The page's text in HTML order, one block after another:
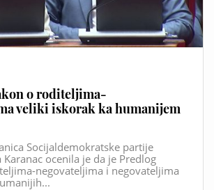
o roditeljima-
veliki iskorak ka humanijem
Socijaldemokratske partije
Karanac ocenila je da je Predlog
negovateljima i negovateljima